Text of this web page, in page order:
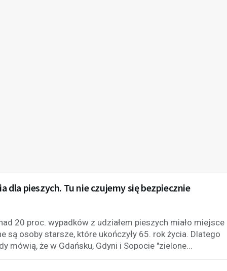
dla pieszych. Tu nie czujemy się bezpiecznie
20 proc. wypadków z udziałem pieszych miało miejsce
są osoby starsze, które ukończyły 65. rok życia. Dlatego
mówią, że w Gdańsku, Gdyni i Sopocie "zielone...